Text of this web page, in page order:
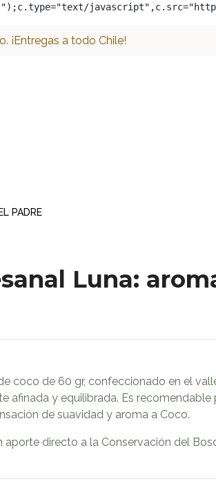
¡Entregas a todo Chile!
PADRE
Luna:
coco de 60 gr, confeccionado en el
afinada y equilibrada. Es recomendable
de suavidad y aroma a Coco.
aporte directo a la Conservación del